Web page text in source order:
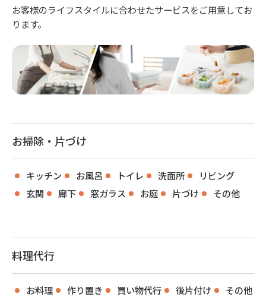
お客様のライフスタイルに合わせたサービスをご用意してお
ります。
お掃除・片づけ
キッチン お風呂 トイレ 洗面所
リビング
玄関
廊下 窓ガラス お庭 片づけ その他
料理代行
お料理 作り置き 買い物代行 後片付け その他